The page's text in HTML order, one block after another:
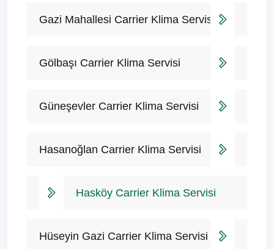
Gazi Mahallesi Carrier Klima Servisi
Gölbaşı Carrier Klima Servisi
Güneşevler Carrier Klima Servisi
Hasanoğlan Carrier Klima Servisi
Hasköy Carrier Klima Servisi
Hüseyin Gazi Carrier Klima Servisi